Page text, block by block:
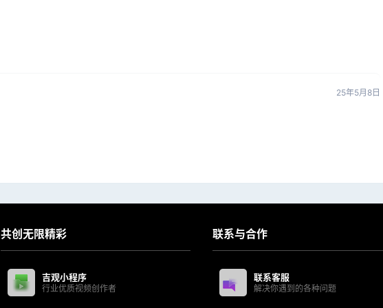
25年5月8日
共创无限精彩
吉观小程序
行业优质视频创作者
联系与合作
联系客服
解决你遇到的各种问题